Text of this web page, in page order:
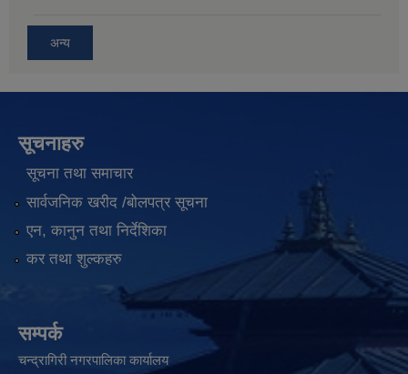
अन्य
सूचनाहरु
सूचना तथा समाचार
सार्वजनिक खरीद /बोलपत्र सूचना
एन, कानुन तथा निर्देशिका
कर तथा शुल्कहरु
सम्पर्क
चन्द्रागिरी नगरपालिका कार्यालय